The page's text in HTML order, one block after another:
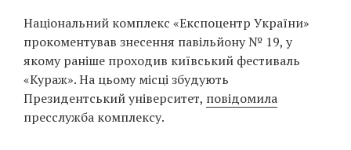
Національний комплекс «Експоцентр України»
прокоментував знесення павільйону № 19, у
якому раніше проходив київський фестиваль
«Кураж». На цьому місці збудують
Президентський університет, повідомила
пресслужба комплексу.